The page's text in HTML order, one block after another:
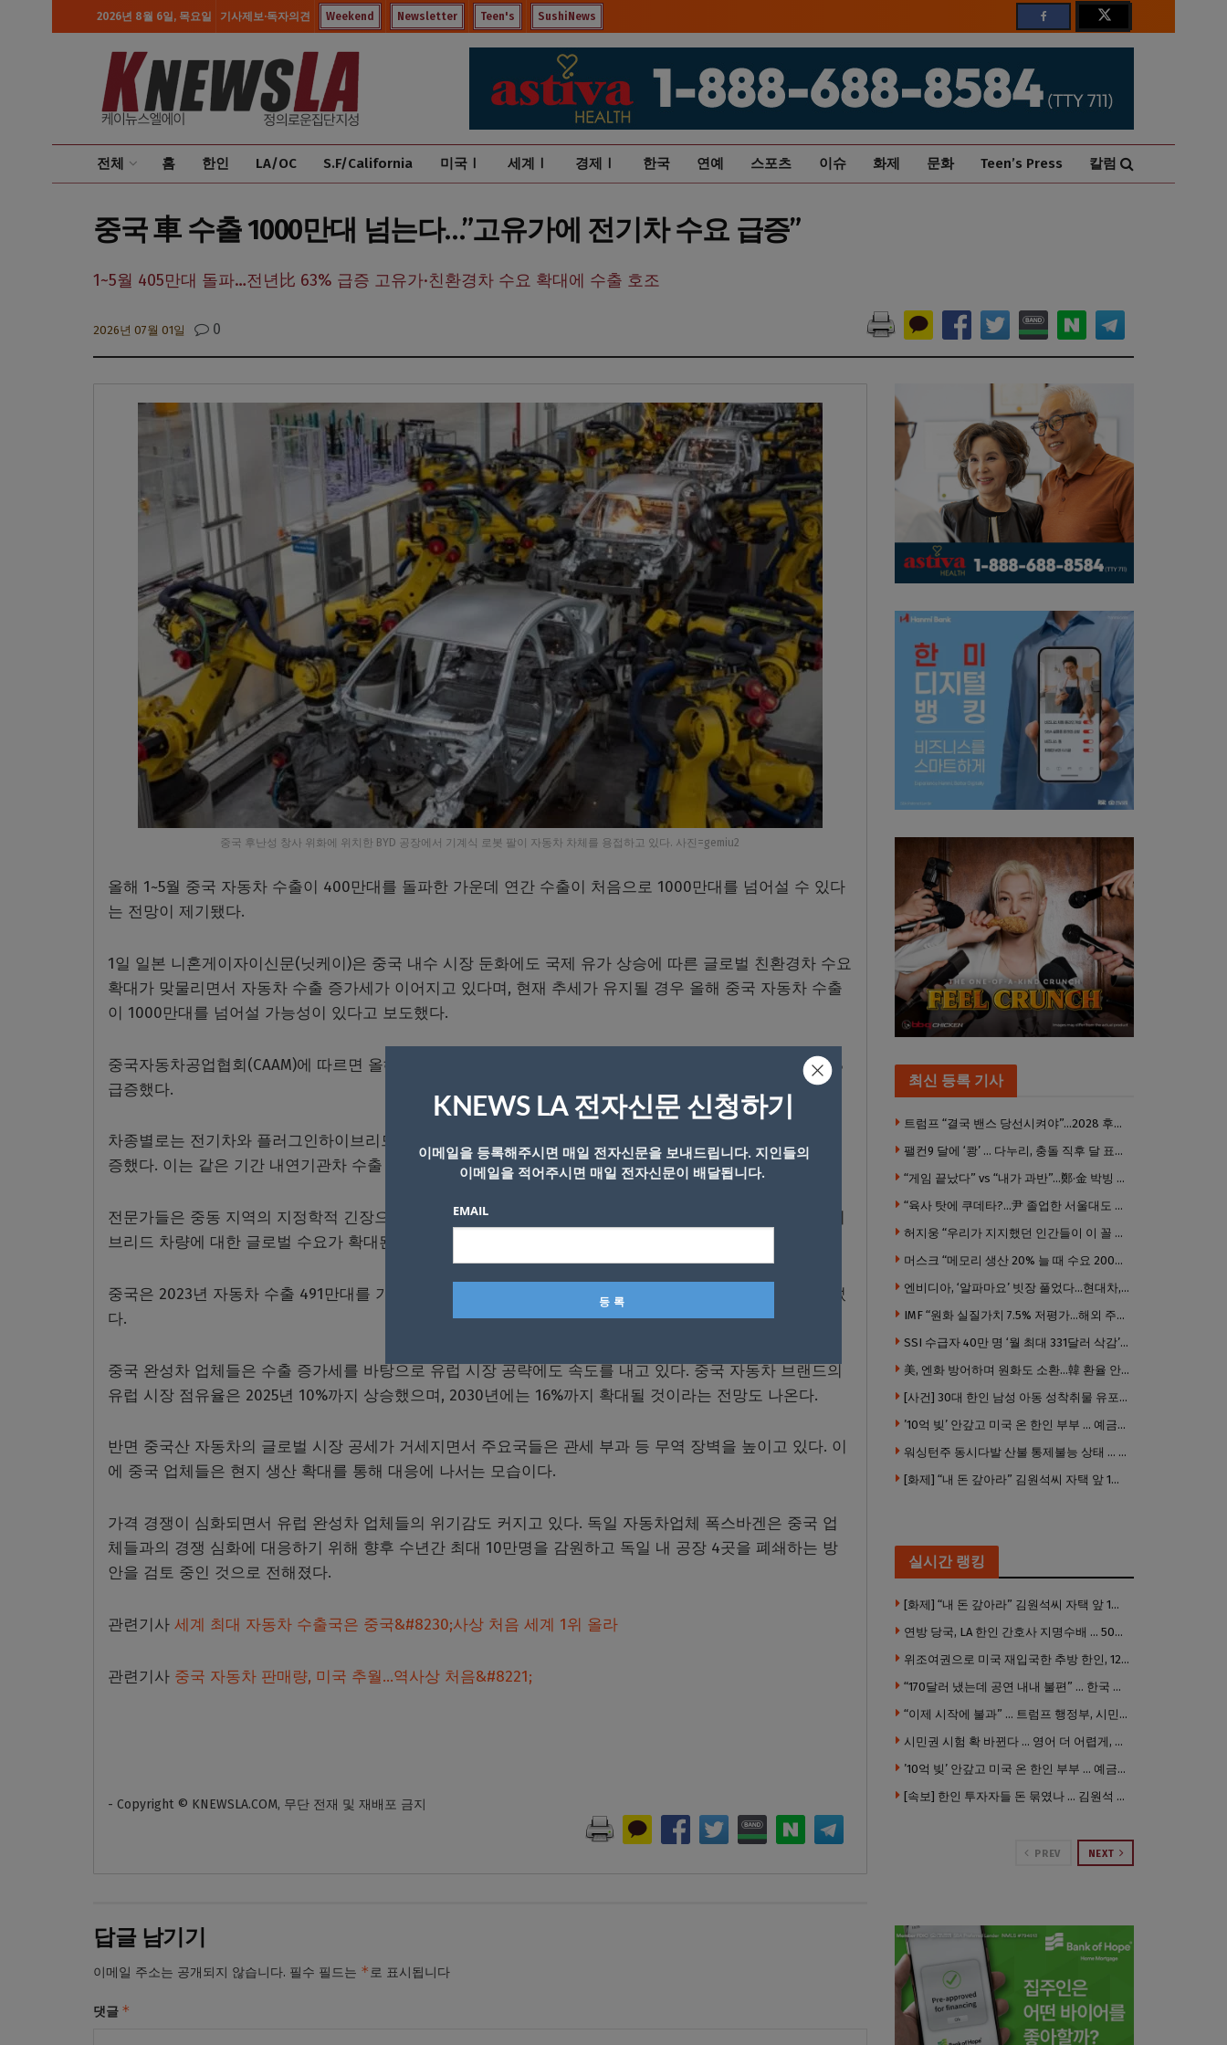
2026년 8월 6일, 목요일 기사제보·독자의견 Weekend Newsletter Teen's SushiNews
전체 홈 한인 LA/OC S.F/California 미국Ⅰ 세계Ⅰ 경제Ⅰ 한국 연예 스포츠 이슈 화제 문화 Teen’s Press 칼럼
중국 車 수출 1000만대 넘는다…”고유가에 전기차 수요 급증”
1~5월 405만대 돌파…전년比 63% 급증 고유가·친환경차 수요 확대에 수출 호조
2026년 07월 01일 0
중국 후난성 창사 위화에 위치한 BYD 공장에서 기계식 로봇 팔이 자동차 차체를 용접하고 있다. 사진=gemiu2
올해 1~5월 중국 자동차 수출이 400만대를 돌파한 가운데 연간 수출이 처음으로 1000만대를 넘어설 수 있다
는 전망이 제기됐다.
1일 일본 니혼게이자이신문(닛케이)은 중국 내수 시장 둔화에도 국제 유가 상승에 따른 글로벌 친환경차 수요
확대가 맞물리면서 자동차 수출 증가세가 이어지고 있다며, 현재 추세가 유지될 경우 올해 중국 자동차 수출
이 1000만대를 넘어설 가능성이 있다고 보도했다.
중국자동차공업협회(CAAM)에 따르면 올해 1~5월 중국 자동차 수출은 405만대로 지난해 같은 기간보다 63%
급증했다.
차종별로는 전기차와 플러그인하이브리드(PHEV) 등 신에너지차 수출이 183만대로 전년 동기 대비 110% 급
증했다. 이는 같은 기간 내연기관차 수출 증가율인 36%을 크게 웃도는 수준이다.
전문가들은 중동 지역의 지정학적 긴장으로 국제 유가가 오르면서 연료 소비가 적은 전기차와 플러그인하이
브리드 차량에 대한 글로벌 수요가 확대된 점을 중국 자동차 수출 증가의 주요 배경으로 분석했다.
중국은 2023년 자동차 수출 491만대를 기록하며 일본을 제치고 처음으로 세계 최대 자동차 수출국에 올라섰
다.
중국 완성차 업체들은 수출 증가세를 바탕으로 유럽 시장 공략에도 속도를 내고 있다. 중국 자동차 브랜드의
유럽 시장 점유율은 2025년 10%까지 상승했으며, 2030년에는 16%까지 확대될 것이라는 전망도 나온다.
반면 중국산 자동차의 글로벌 시장 공세가 거세지면서 주요국들은 관세 부과 등 무역 장벽을 높이고 있다. 이
에 중국 업체들은 현지 생산 확대를 통해 대응에 나서는 모습이다.
가격 경쟁이 심화되면서 유럽 완성차 업체들의 위기감도 커지고 있다. 독일 자동차업체 폭스바겐은 중국 업
체들과의 경쟁 심화에 대응하기 위해 향후 수년간 최대 10만명을 감원하고 독일 내 공장 4곳을 폐쇄하는 방
안을 검토 중인 것으로 전해졌다.
관련기사 세계 최대 자동차 수출국은 중국&#8230;사상 처음 세계 1위 올라
관련기사 중국 자동차 판매량, 미국 추월…역사상 처음&#8221;
- Copyright © KNEWSLA.COM, 무단 전재 및 재배포 금지
답글 남기기
이메일 주소는 공개되지 않습니다. 필수 필드는 *로 표시됩니다
댓글 *
최신 등록 기사
트럼프 “결국 밴스 당선시켜야”…2028 후계 구도 힘 싣나
팰컨9 달에 ‘쾅’ … 다누리, 충돌 직후 달 표면 촬영 유일 탐사선
“게임 끝났다” vs “내가 과반”…鄭·金 박빙 전대 서로 우위 주장
“육사 탓에 쿠데타?…尹 졸업한 서울대도 없애야 하나”
허지웅 “우리가 지지했던 인간들이 이 꼴 만들었다”
머스크 “메모리 생산 20% 늘 때 수요 200% 증가” … 반도체 매출 1조달러 눈 앞
엔비디아, ‘알파마요’ 빗장 풀었다…현대차, 자율주행 속도내나
IMF “원화 실질가치 7.5% 저평가…해외 주식투자 영향”
SSI 수급자 40만 명 ‘월 최대 331달러 삭감’ 위기…10만 명은 수급자격 상실
美, 엔화 방어하며 원화도 소환…韓 환율 안정 ‘우군’ 되나
[사건] 30대 한인 남성 아동 성착취물 유포 혐의로 체포
’10억 빚’ 안갚고 미국 온 한인 부부 … 예금보험공사, 미국서 소송
워싱턴주 동시다발 산불 통제불능 상태 … 이재민 수십만명
[화제] “내 돈 갚아라” 김원석씨 자택 앞 1인 광대 시위 … 한인 투자사, “108만 달러 못받아”
실시간 랭킹
[화제] “내 돈 갚아라” 김원석씨 자택 앞 1인 광대 시위 … 한인 투자사, “108만 달러 못받아”
연방 당국, LA 한인 간호사 지명수배 … 500만 달러 메디캐어 사기, 선고 직전 한국 도주
위조여권으로 미국 재입국한 추방 한인, 120만 달러 은행 사기 행각
“170달러 냈는데 공연 내내 불편” … 한국 코미디언 LA공연, 음향 불량에 외모 비하 개그 논란
“이제 시작에 불과” … 트럼프 행정부, 시민권 박탈 본격화
시민권 시험 확 바뀐다 … 영어 더 어렵게, 민간시험 도입 추진
’10억 빚’ 안갚고 미국 온 한인 부부 … 예금보험공사, 미국서 소송
[속보] 한인 투자자들 돈 묶였나 … 김원석 회사들 챕터7 강제파산·자진파산 잇따라 신청
PREV NEXT
KNEWS LA 전자신문 신청하기
이메일을 등록해주시면 매일 전자신문을 보내드립니다. 지인들의
이메일을 적어주시면 매일 전자신문이 배달됩니다.
EMAIL